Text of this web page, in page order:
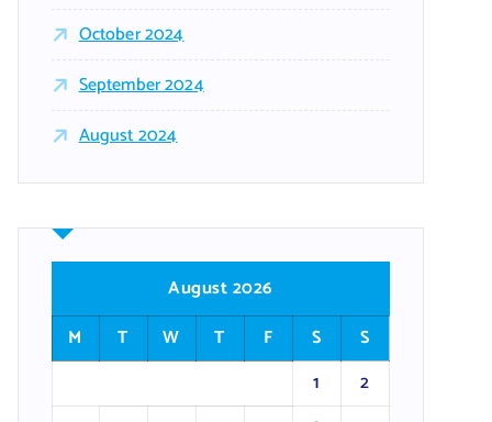
October 2024
September 2024
August 2024
August 2026
M
T W T F S
S
1
2